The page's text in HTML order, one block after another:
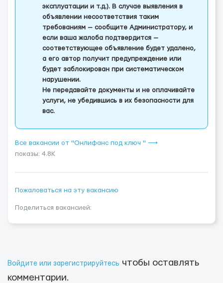
эксплуатации и т.д.). В случае выявления в
объявлении несоответствия таким
требованиям — сообщите Администратору, и
если ваша жалоба подтвердится —
соответствующее объявление будет удалено,
а его автор получит предупреждение или
будет заблокирован при систематическом
нарушении.
Не передавайте документы и не оплачивайте
услуги, не убедившись в их безопасности для
вас.
Все вакансии от "Онлифанс под ключ " ⟶
показы: 4.8K
Пожаловаться на эту вакансию
Поделиться вакансией:
Войдите или зарегистрируйтесь чтобы оставлять
комментарии.